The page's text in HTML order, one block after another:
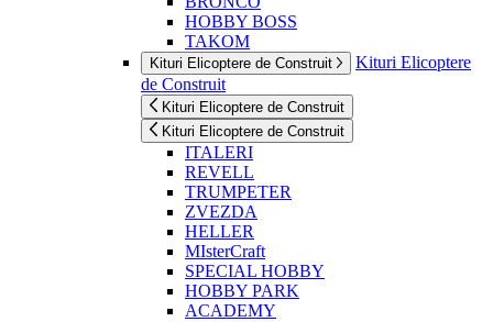
HOBBY BOSS
TAKOM
Kituri Elicoptere de Construit
Kituri Elicoptere
de Construit
Kituri Elicoptere de Construit
Kituri Elicoptere de Construit
ITALERI
REVELL
TRUMPETER
ZVEZDA
HELLER
MIsterCraft
SPECIAL HOBBY
HOBBY PARK
ACADEMY